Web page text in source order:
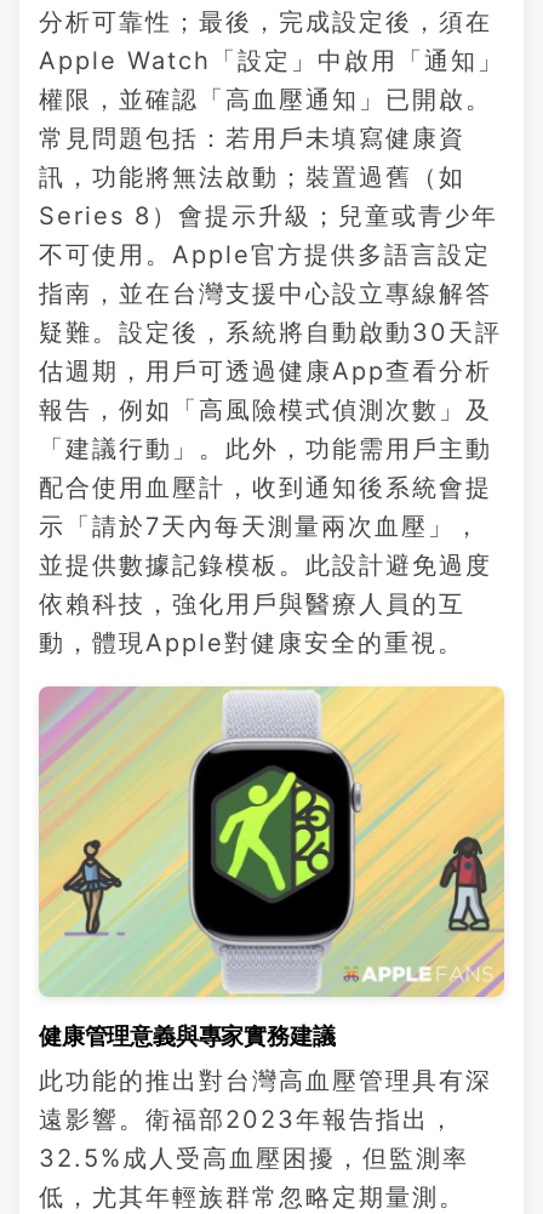
分析可靠性；最後，完成設定後，須在
Apple Watch「設定」中啟用「通知」
權限，並確認「高血壓通知」已開啟。
常見問題包括：若用戶未填寫健康資
訊，功能將無法啟動；裝置過舊（如
Series 8）會提示升級；兒童或青少年
不可使用。Apple官方提供多語言設定
指南，並在台灣支援中心設立專線解答
疑難。設定後，系統將自動啟動30天評
估週期，用戶可透過健康App查看分析
報告，例如「高風險模式偵測次數」及
「建議行動」。此外，功能需用戶主動
配合使用血壓計，收到通知後系統會提
示「請於7天內每天測量兩次血壓」，
並提供數據記錄模板。此設計避免過度
依賴科技，強化用戶與醫療人員的互
動，體現Apple對健康安全的重視。
健康管理意義與專家實務建議
此功能的推出對台灣高血壓管理具有深
遠影響。衛福部2023年報告指出，
32.5%成人受高血壓困擾，但監測率
低，尤其年輕族群常忽略定期量測。